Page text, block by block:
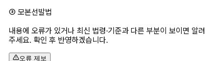
③ 모본선발법
내용에 오류가 있거나 최신 법령·기준과 다른 부분이 보이면 알려
주세요. 확인 후 반영하겠습니다.
오류 제보